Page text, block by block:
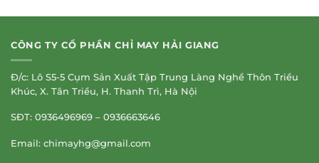
CÔNG TY CỔ PHẦN CHỈ MAY HẢI GIANG
Đ/c: Lô S5-5 Cụm Sản Xuất Tập Trung Làng Nghề Thôn Triều
Khúc, X. Tân Triều, H. Thanh Trì, Hà Nội
SĐT: 0936496969 – 0936663646
Email: chimayhg@gmail.com